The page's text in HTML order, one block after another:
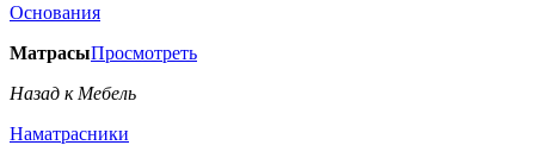
Основания
МатрасыПросмотреть
Назад к Мебель
Наматрасники